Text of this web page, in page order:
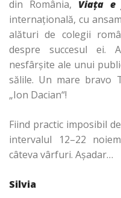
din România, Viaţa e
internaţională, cu
alături de colegii
despre
succesul ei.
nesfârşite ale unui
sălile. Un mare bravo
„Ion Dacian“!
Fiind practic imposibil
intervalul 12–22
câteva vârfuri. Aşadar…
Silvia